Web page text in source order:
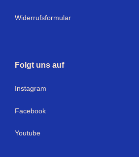
Widerrufsformular
Folgt uns auf
Instagram
Facebook
Youtube